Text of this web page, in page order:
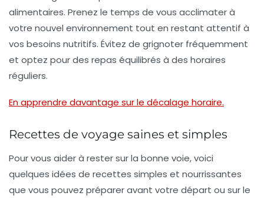
alimentaires. Prenez le temps de vous acclimater à
votre nouvel environnement tout en restant attentif à
vos besoins nutritifs. Évitez de grignoter fréquemment
et optez pour des repas équilibrés à des horaires
réguliers.
En apprendre davantage sur le décalage horaire.
Recettes de voyage saines et simples
Pour vous aider à rester sur la bonne voie, voici
quelques idées de recettes simples et nourrissantes
que vous pouvez préparer avant votre départ ou sur le